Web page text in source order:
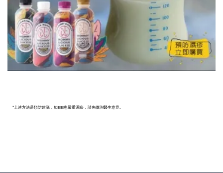
*上述方法是預防建議，如BB患嚴重濕疹，請先徵詢醫生意見。